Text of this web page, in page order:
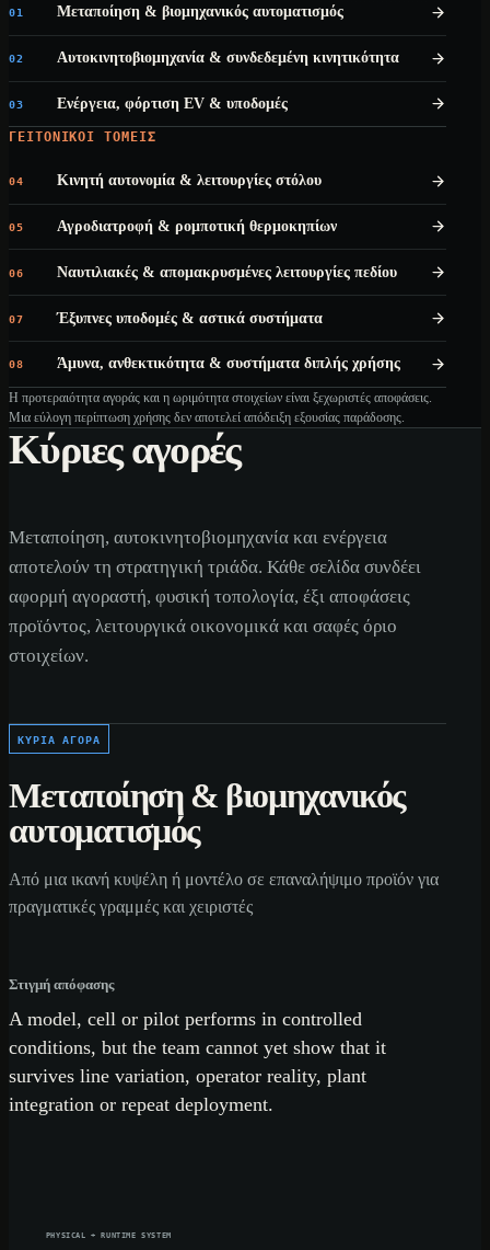
01 Μεταποίηση & βιομηχανικός αυτοματισμός
02 Αυτοκινητοβιομηχανία & συνδεδεμένη κινητικότητα
03 Ενέργεια, φόρτιση EV & υποδομές
ΓΕΙΤΟΝΙΚΟΊ ΤΟΜΕΊΣ
04 Κινητή αυτονομία & λειτουργίες στόλου
05 Αγροδιατροφή & ρομποτική θερμοκηπίων
06 Ναυτιλιακές & απομακρυσμένες λειτουργίες πεδίου
07 Έξυπνες υποδομές & αστικά συστήματα
08 Άμυνα, ανθεκτικότητα & συστήματα διπλής χρήσης
Η προτεραιότητα αγοράς και η ωριμότητα στοιχείων είναι ξεχωριστές αποφάσεις.
Μια εύλογη περίπτωση χρήσης δεν αποτελεί απόδειξη εξουσίας παράδοσης.
Κύριες αγορές
Μεταποίηση, αυτοκινητοβιομηχανία και ενέργεια
αποτελούν τη στρατηγική τριάδα. Κάθε σελίδα συνδέει
αφορμή αγοραστή, φυσική τοπολογία, έξι αποφάσεις
προϊόντος, λειτουργικά οικονομικά και σαφές όριο
στοιχείων.
ΚΎΡΙΑ ΑΓΟΡΆ
Μεταποίηση & βιομηχανικός
αυτοματισμός
Από μια ικανή κυψέλη ή μοντέλο σε επαναλήψιμο προϊόν για
πραγματικές γραμμές και χειριστές
Στιγμή απόφασης
A model, cell or pilot performs in controlled
conditions, but the team cannot yet show that it
survives line variation, operator reality, plant
integration or repeat deployment.
PHYSICAL + RUNTIME SYSTEM